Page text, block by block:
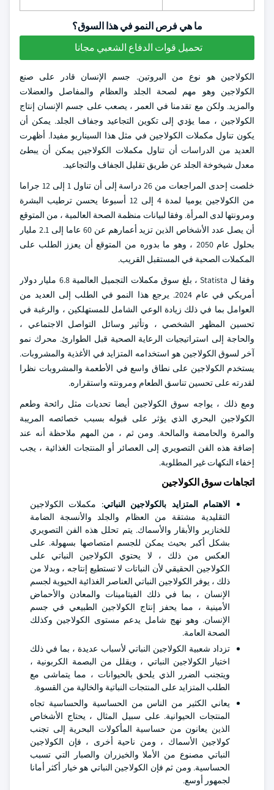
ما هي فرص النمو في هذا السوق؟
تحميل قوات الدفاع الشعبي مجانا
الكولاجين هو نوع من البروتين. جسم الإنسان قادر على صنع
الكولاجين وهو مهم لصحة الجلد والعظام والمفاصل والعضلات
والمزيد. ولكن مع تقدمنا في العمر ، يصعب على جسم الإنسان إنتاج
الكولاجين ، مما يؤدي إلى تكوين التجاعيد وجفاف الجلد. يمكن أن
يكون تناول مكملات الكولاجين في مثل هذا السيناريو مفيدا. أظهرت
العديد من الدراسات أن تناول مكملات الكولاجين يمكن أن يبطئ
معدل شيخوخة الجلد عن طريق تقليل الجفاف والتجاعيد.
خلصت إحدى المراجعات من 26 دراسة إلى أن تناول 1 إلى 12 جراما
من الكولاجين يوميا لمدة 4 إلى 12 أسبوعا يحسن ترطيب البشرة
ومرونتها لدى المرأة. وفقا لبيانات منظمة الصحة العالمية ، من المتوقع
أن يصل عدد الأشخاص الذين تزيد أعمارهم عن 60 عاما إلى 2.1 مليار
بحلول عام 2050 ، وهو ما بدوره من المتوقع أن يعزز الطلب على
المكملات الصحية في المستقبل القريب.
وفقا ل Statista ، بلغ سوق مكملات التجميل العالمية 6.8 مليار دولار
أمريكي في عام 2024. يرجع هذا النمو في الطلب إلى العديد من
العوامل بما في ذلك زيادة الوعي الشامل للمستهلكين ، والرغبة في
تحسين المظهر الشخصي ، وتأثير وسائل التواصل الاجتماعي ،
والحاجة إلى استراتيجيات الرعاية الصحية قبل الطوارئ. محرك نمو
آخر لسوق الكولاجين هو استخدامه المتزايد في الأغذية والمشروبات.
يستخدم الكولاجين على نطاق واسع في الأطعمة والمشروبات نظرا
لقدرته على تحسين تناسق الطعام ومرونته واستقراره.
ومع ذلك ، يواجه سوق الكولاجين أيضا تحديات مثل رائحة وطعم
الكولاجين البحري الذي يؤثر على قبوله بسبب خصائصه المريبة
والمرة والحامضة والمالحة. ومن ثم ، من المهم ملاحظة أنه عند
إضافة هذه الفن التصويري إلى العصائر أو المنتجات الغذائية ، يجب
إخفاء النكهات غير المطلوبة.
اتجاهات سوق الكولاجين
الاهتمام المتزايد بالكولاجين النباتي: مكملات الكولاجين
التقليدية مشتقة من العظام والجلد والأنسجة الضامة
للخنازير والأبقار والأسماك. يتم تحلل هذه الفن التصويري
بشكل أكبر بحيث يمكن للجسم امتصاصها بسهولة. على
العكس من ذلك ، لا يحتوي الكولاجين النباتي على
الكولاجين الحقيقي لأن النباتات لا تستطيع إنتاجه ، وبدلا من
ذلك ، يوفر الكولاجين النباتي العناصر الغذائية الحيوية لجسم
الإنسان ، بما في ذلك الفيتامينات والمعادن والأحماض
الأمينية ، مما يحفز إنتاج الكولاجين الطبيعي في جسم
الإنسان. وهو نهج شامل يدعم مستوى الكولاجين وكذلك
الصحة العامة.
تزداد شعبية الكولاجين النباتي لأسباب عديدة ، بما في ذلك
اختيار الكولاجين النباتي ، ويقلل من البصمة الكربونية ،
ويتجنب الضرر الذي يلحق بالحيوانات ، مما يتماشى مع
الطلب المتزايد على المنتجات النباتية والخالية من القسوة.
يعاني الكثير من الناس من الحساسية والحساسية تجاه
المنتجات الحيوانية. على سبيل المثال ، يحتاج الأشخاص
الذين يعانون من حساسية المأكولات البحرية إلى تجنب
كولاجين الأسماك ، ومن ناحية أخرى ، فإن الكولاجين
النباتي مصنوع من الأملا والخيزران والصبار التي تسبب
الحساسية. ومن ثم فإن الكولاجين النباتي هو خيار أكثر أمانا
لجمهور أوسع.